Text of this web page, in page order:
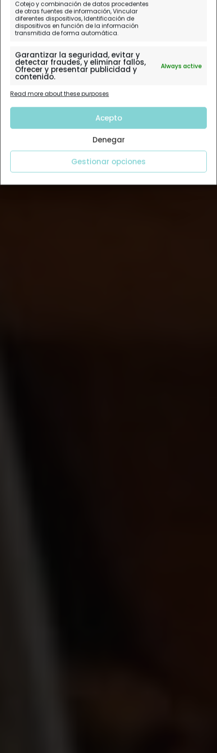
Cotejo y combinación de datos procedentes
de otras fuentes de información, Vincular
diferentes dispositivos, Identificación de
dispositivos en función de la información
transmitida de forma automática.
Garantizar la seguridad, evitar y
detectar fraudes, y eliminar fallos,
Ofrecer y presentar publicidad y
contenido.
Always active
Read more about these purposes
Acepto
Denegar
Gestionar opciones